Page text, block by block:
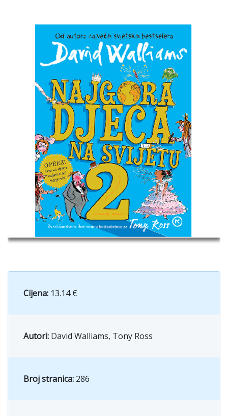
Cijena: 13.14 €
Autori: David Walliams, Tony Ross
Broj stranica: 286